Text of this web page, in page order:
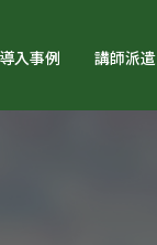
導入事例 講師派遣